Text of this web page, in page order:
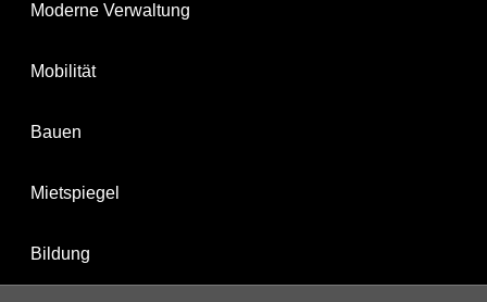
Moderne Verwaltung
Mobilität
Bauen
Mietspiegel
Bildung